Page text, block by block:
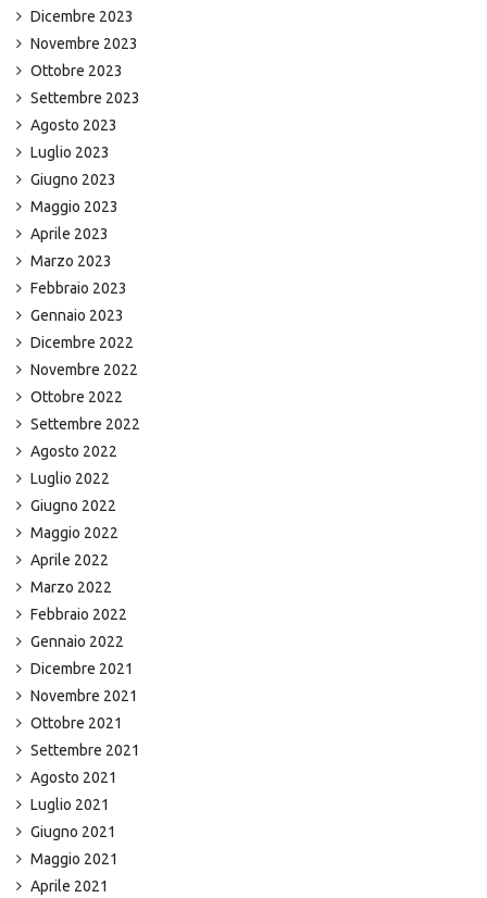
Dicembre 2023
Novembre 2023
Ottobre 2023
Settembre 2023
Agosto 2023
Luglio 2023
Giugno 2023
Maggio 2023
Aprile 2023
Marzo 2023
Febbraio 2023
Gennaio 2023
Dicembre 2022
Novembre 2022
Ottobre 2022
Settembre 2022
Agosto 2022
Luglio 2022
Giugno 2022
Maggio 2022
Aprile 2022
Marzo 2022
Febbraio 2022
Gennaio 2022
Dicembre 2021
Novembre 2021
Ottobre 2021
Settembre 2021
Agosto 2021
Luglio 2021
Giugno 2021
Maggio 2021
Aprile 2021